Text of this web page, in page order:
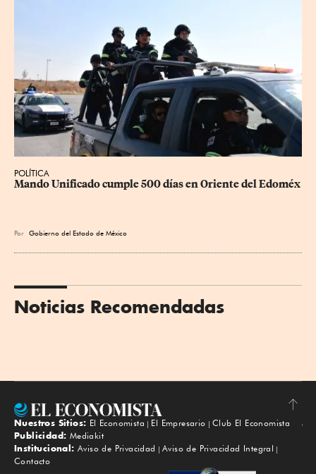
POLÍTICA
Mando Unificado cumple 500 días en Oriente del Edoméx
Por Gobierno del Estado de México
Noticias Recomendadas
Subir
Nuestros Sitios: El Economista El Empresario
Club El Economista
Publicidad: Mediakit
Institucional: Aviso de Privacidad
Aviso de Privacidad Integral
Contacto